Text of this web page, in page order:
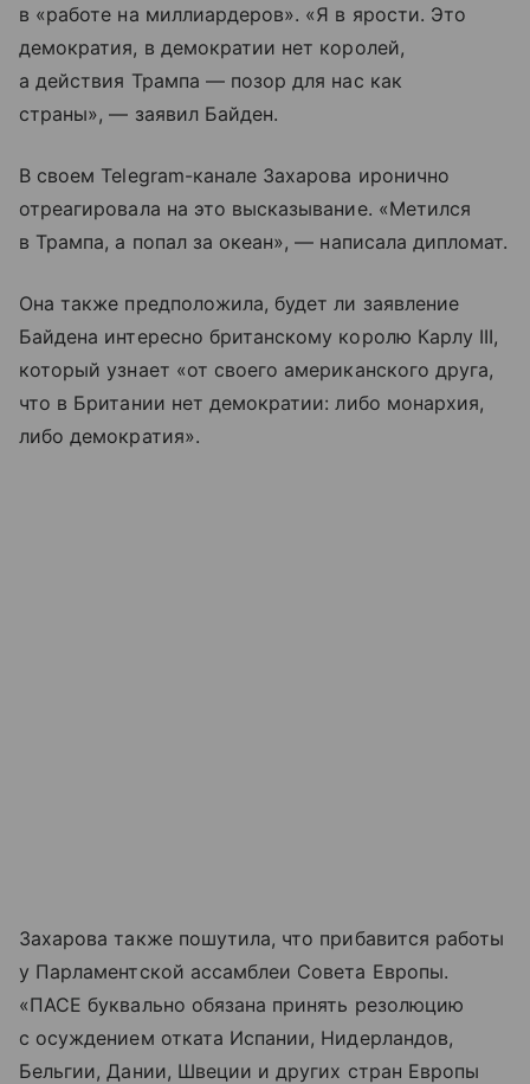
в «работе на миллиардеров». «Я в ярости. Это
демократия, в демократии нет королей,
а действия Трампа — позор для нас как
страны», — заявил Байден.
В своем Telegram-канале Захарова иронично
отреагировала на это высказывание. «Метился
в Трампа, а попал за океан», — написалa дипломат.
Она также предположила, будет ли заявление
Байдена интересно британскому королю Карлу III,
который узнает «от своего американского друга,
что в Британии нет демократии: либо монархия,
либо демократия».
Захарова также пошутила, что прибавится работы
у Парламентской ассамблеи Совета Европы.
«ПАСЕ буквально обязана принять резолюцию
с осуждением отката Испании, Нидерландов,
Бельгии, Дании, Швеции и других стран Европы